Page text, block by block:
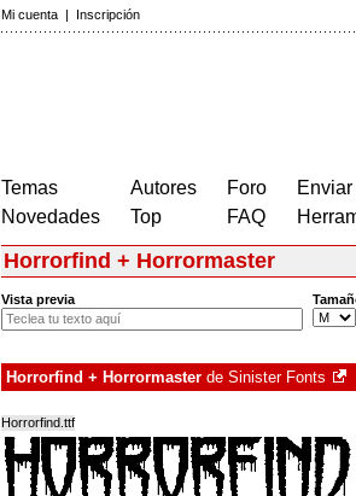
Mi cuenta | Inscripción
Temas
Novedades
Autores
Top
Foro
FAQ
Horrorfind + Horrormaster
Vista previa
Horrorfind + Horrormaster de Sinister Fonts
Horrorfind.ttf